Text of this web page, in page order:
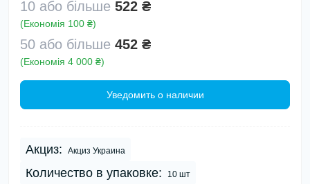
10 або більше 522 ₴
(Економія 100 ₴)
50 або більше 452 ₴
(Економія 4 000 ₴)
Уведомить о наличии
Акциз: Акциз Украина
Количество в упаковке: 10 шт